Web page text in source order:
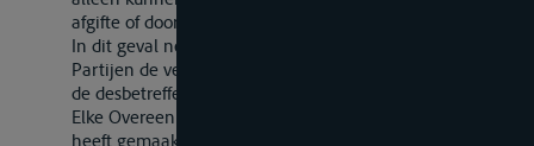
afgifte of door een van zijn eigen bureaus van meting.
In dit geval nemen de andere Overeenkomstsluitende
Partijen de verplichting op zich de geldigheidsduur van
de desbetreffende meetbrieven niet te verlengen.
Elke Overeenkomstsluitende Partij die een voorbehoud
heeft gemaakt overeenkomstig het eerste en tweede lid